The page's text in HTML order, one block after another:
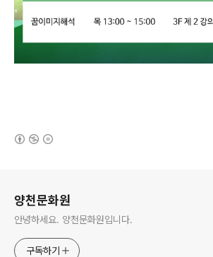
양천문화원
안녕하세요. 양천문화원입니다.
구독하기